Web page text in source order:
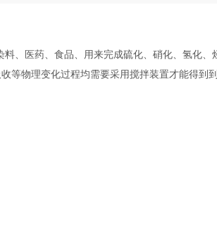
、医药、食品、用来完成硫化、硝化、氢化
等物理变化过程均需要采用搅拌装置才能得到